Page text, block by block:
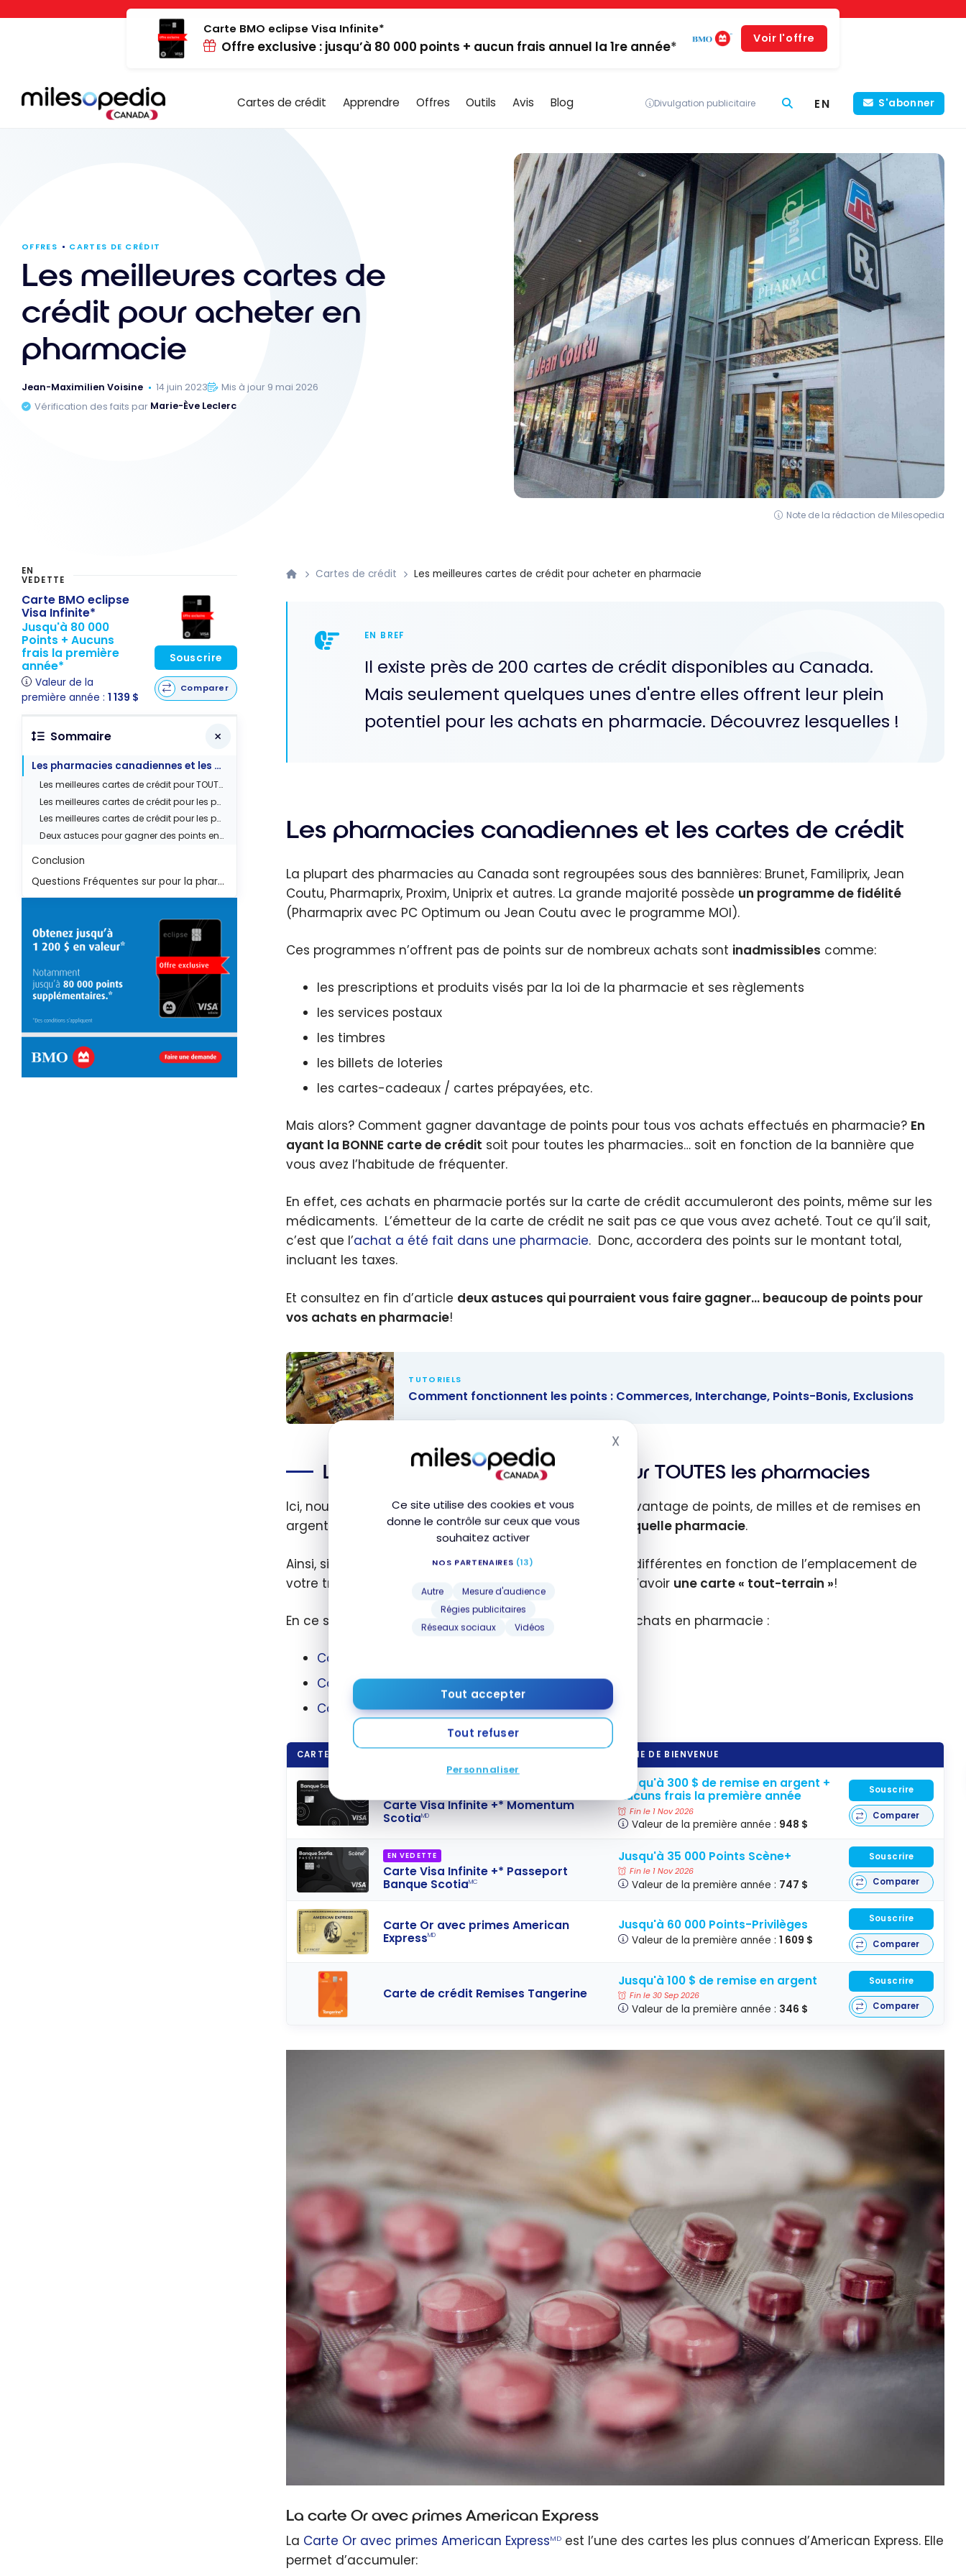
Panneau de gestion des cookies
Ce site utilise des cookies et vous
donne le contrôle sur ceux que vous
souhaitez activer
NOS PARTENAIRES (13)
Autre
Mesure d'audience
Régies publicitaires
Réseaux sociaux
Vidéos
Tout accepter
Tout refuser
Personnaliser
XMasquer le bandeau des cookies
Carte BMO eclipse Visa Infinite*
Offre exclusive : jusqu’à 80 000 points + aucun frais annuel la 1re année*
Voir l'offre
Cartes de crédit Apprendre Offres Outils Avis Blog Divulgation publicitaire EN S'abonner
OFFRES CARTES DE CRÉDIT
Les meilleures cartes de
crédit pour acheter en
pharmacie
Jean-Maximilien Voisine 14 juin 2023
Mis à jour 9 mai 2026
Vérification des faits par Marie-Ève Leclerc
Note de la rédaction de Milesopedia
Cartes de crédit Les meilleures cartes de crédit pour acheter en pharmacie
EN BREF
Il existe près de 200 cartes de crédit disponibles au Canada.
Mais seulement quelques unes d'entre elles offrent leur plein
potentiel pour les achats en pharmacie. Découvrez lesquelles !
Les pharmacies canadiennes et les cartes de crédit
La plupart des pharmacies au Canada sont regroupées sous des bannières: Brunet, Familiprix, Jean
Coutu, Pharmaprix, Proxim, Uniprix et autres. La grande majorité possède un programme de fidélité
(Pharmaprix avec PC Optimum ou Jean Coutu avec le programme MOI).
Ces programmes n’offrent pas de points sur de nombreux achats sont inadmissibles comme:
les prescriptions et produits visés par la loi de la pharmacie et ses règlements
les services postaux
les timbres
les billets de loteries
les cartes-cadeaux / cartes prépayées, etc.
Mais alors? Comment gagner davantage de points pour tous vos achats effectués en pharmacie? En
ayant la BONNE carte de crédit soit pour toutes les pharmacies… soit en fonction de la bannière que
vous avez l’habitude de fréquenter.
En effet, ces achats en pharmacie portés sur la carte de crédit accumuleront des points, même sur les
médicaments. L’émetteur de la carte de crédit ne sait pas ce que vous avez acheté. Tout ce qu’il sait,
c’est que l’achat a été fait dans une pharmacie. Donc, accordera des points sur le montant total,
incluant les taxes.
Et consultez en fin d’article deux astuces qui pourraient vous faire gagner… beaucoup de points pour
vos achats en pharmacie!
points :
Interchange,
Points-Bonis,
TUTORIELS
Comment fonctionnent les points : Commerces, Interchange, Points-Bonis, Exclusions
Les meilleures cartes de crédit pour TOUTES les pharmacies
Ici, nous allons nous intéresser aux cartes qui offrent davantage de points, de milles et de remises en
argent
pour tous les achats effectués dans n’importe quelle pharmacie.
Ainsi, si vous avez l’habitude d’aller dans 2-3 bannières différentes en fonction de l’emplacement de
votre travail ou de votre domicile, il peut être pratique d’avoir une carte « tout-terrain »!
En ce sens, 3 cartes de crédit se démarquent pour les achats en pharmacie :
Carte Or avec primes American Express
Carte Visa Infinite +* Momentum Scotia
Carte Remises Tangerine Mastercard
CARTE DE CRÉDIT PRIME DE BIENVENUE
Carte Visa Infinite +* Momentum
ScotiaMD
Jusqu'à 300 $ de remise en argent +
Aucuns frais la première année
Fin le 1 Nov 2026
Valeur de la première année : 948 $
Souscrire
Comparer
EN VEDETTE
Carte Visa Infinite +* Passeport
Banque ScotiaMC
Jusqu'à 35 000 Points Scène+
Fin le 1 Nov 2026
Valeur de la première année : 747 $
Souscrire
Comparer
Carte Or avec primes American
ExpressMD
Jusqu'à 60 000 Points-Privilèges
Valeur de la première année :1 609 $
Souscrire
Comparer
Carte de crédit Remises Tangerine
Jusqu'à 100 $ de remise en argent
Fin le 30 Sep 2026
Valeur de la première année : 346 $
Souscrire
Comparer
La carte Or avec primes American Express
La Carte Or avec primes American ExpressMD est l’une des cartes les plus connues d’American Express. Elle
permet d’accumuler:
EN
VEDETTE
Carte BMO eclipse
Visa Infinite*
Jusqu'à 80 000
Points + Aucuns
frais la première
année*
Valeur de la
première année : 1 139 $
Souscrire
Comparer
Sommaire
Les pharmacies canadiennes et les cartes de crédit
Les meilleures cartes de crédit pour TOUTES les pharmacies
Les meilleures cartes de crédit pour les pharmacies JEAN COUTU et Brunet
Les meilleures cartes de crédit pour les pharmacies Pharmaprix
Deux astuces pour gagner des points en pharmacie
Conclusion
Questions Fréquentes sur pour la pharmacie